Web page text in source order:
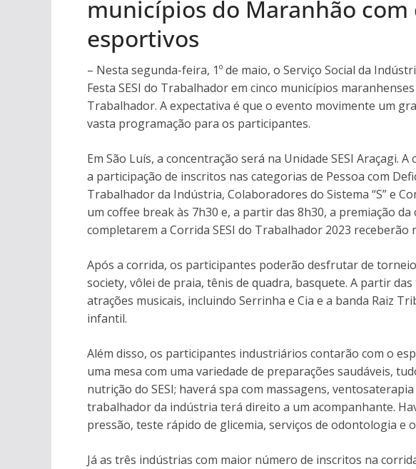
municípios do Maranhão
esportivos
– Nesta segunda-feira, 1º de maio, o Serviço Social da
Festa SESI do Trabalhador em cinco municípios
Trabalhador. A expectativa é que o evento movimente um
vasta programação para os participantes.
Em São Luís, a concentração será na Unidade SESI Araçagi.
a participação de inscritos nas categorias de Pessoa com
Trabalhador da Indústria, Colaboradores do Sistema “S” e
um coffee break às 7h30 e, a partir das 8h30, a premiação
completarem a Corrida SESI do Trabalhador 2023 receberão
Após a corrida, os participantes poderão desfrutar de
society, vôlei de praia, tênis de quadra, basquete. A partir
atrações musicais, incluindo Serrinha e Cia e a banda Raiz
infantil.
Além disso, os participantes industriários contarão com o
uma mesa com uma variedade de preparações saudáveis,
nutrição do SESI; haverá spa com massagens,
trabalhador da indústria terá direito a um acompanhante.
pressão, teste rápido de glicemia, serviços de odontologia e
Já as três indústrias com maior número de inscritos na